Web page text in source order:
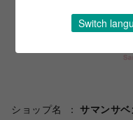
ショップ名
サマンサベ
Switch